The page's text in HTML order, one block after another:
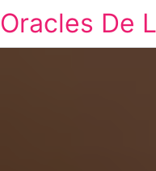
Oracles De